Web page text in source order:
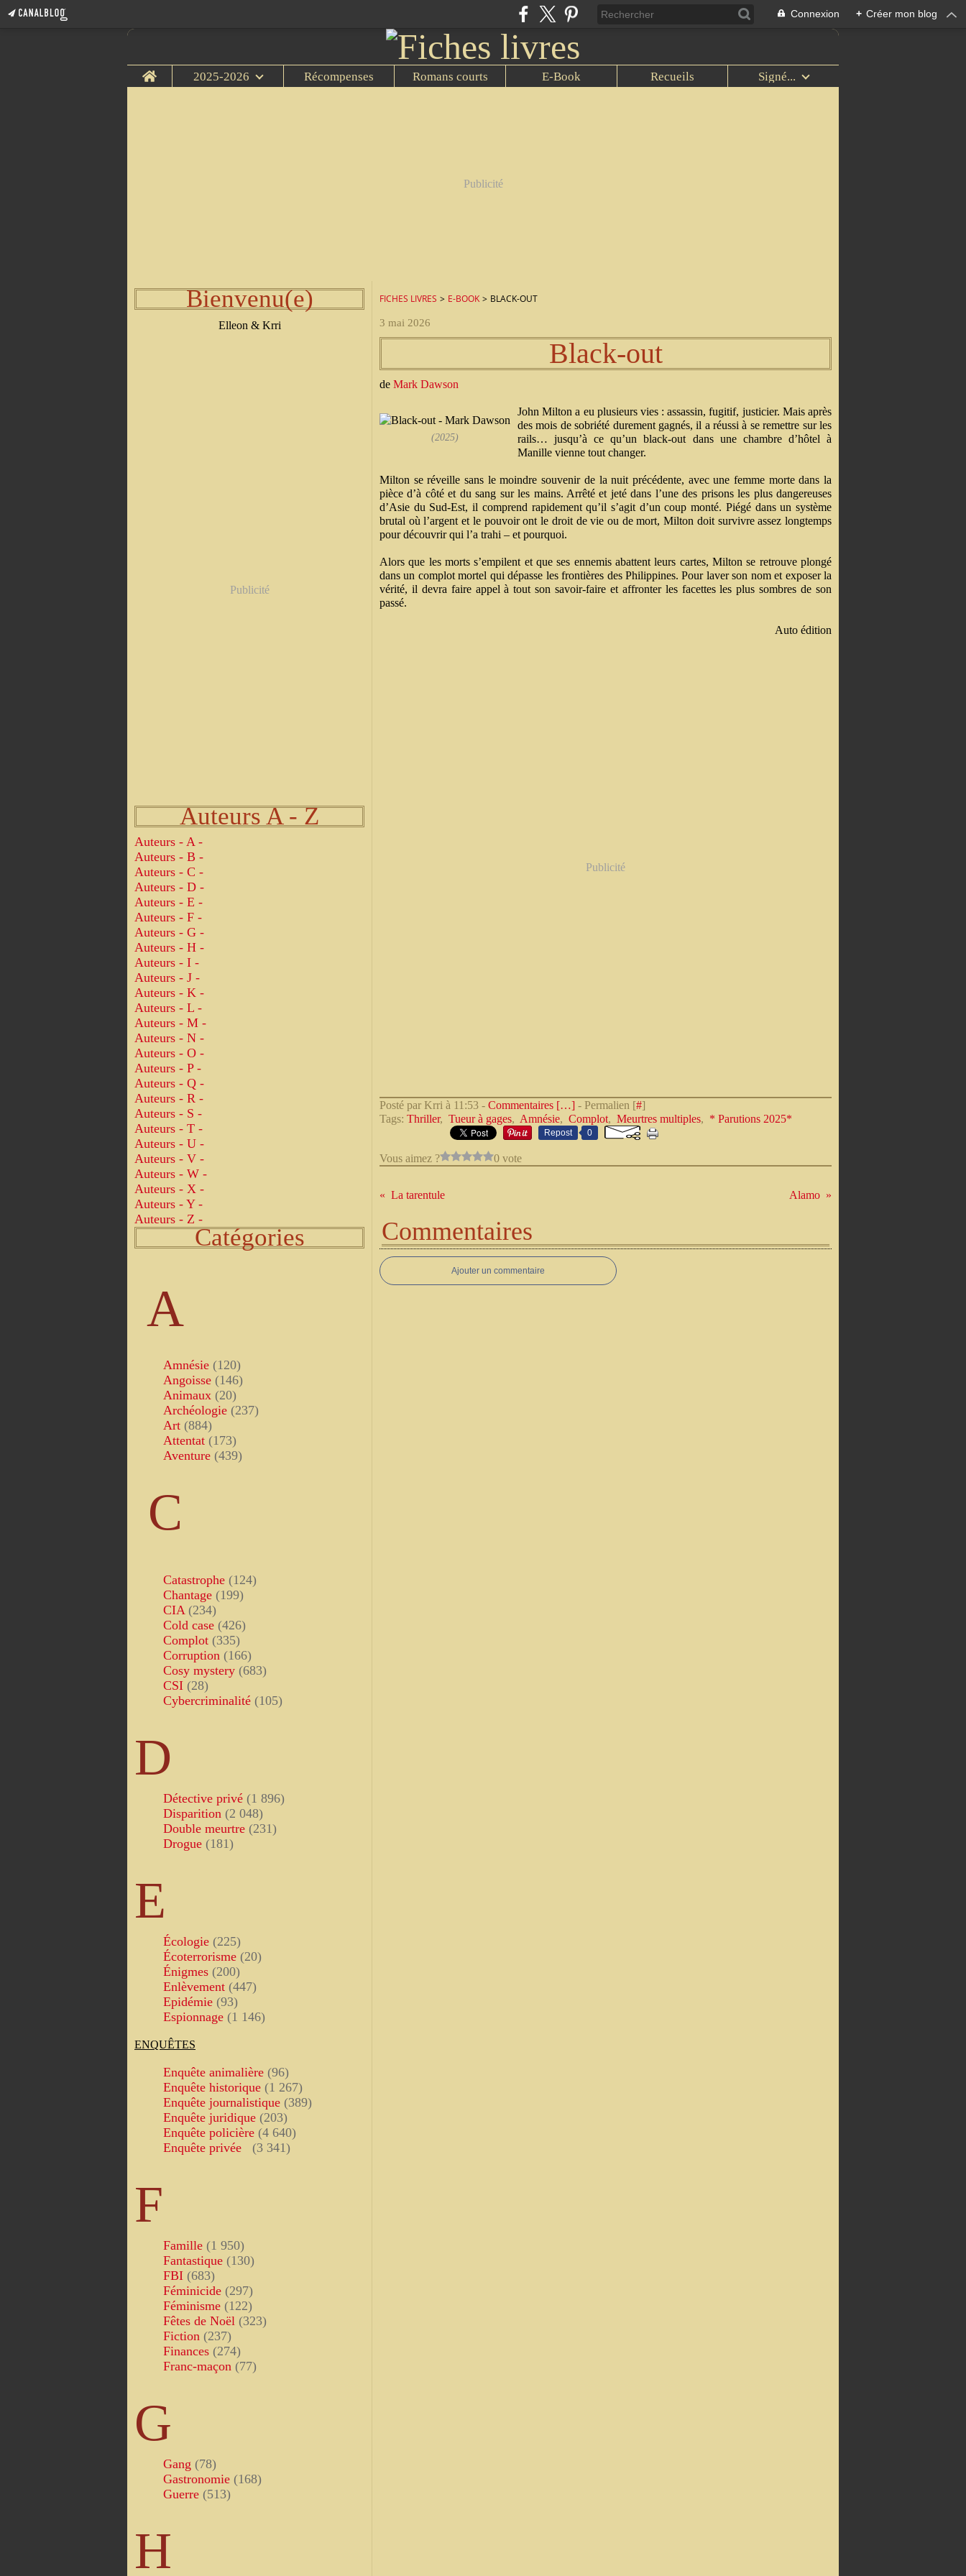
Connexion + Créer mon blog
Home 2025-2026 Récompenses Romans courts E-Book Recueils Signé...
Publicité
Bienvenu(e)
Elleon & Krri
Publicité
Auteurs A - Z
Auteurs - A -
Auteurs - B -
Auteurs - C -
Auteurs - D -
Auteurs - E -
Auteurs - F -
Auteurs - G -
Auteurs - H -
Auteurs - I -
Auteurs - J -
Auteurs - K -
Auteurs - L -
Auteurs - M -
Auteurs - N -
Auteurs - O -
Auteurs - P -
Auteurs - Q -
Auteurs - R -
Auteurs - S -
Auteurs - T -
Auteurs - U -
Auteurs - V -
Auteurs - W -
Auteurs - X -
Auteurs - Y -
Auteurs - Z -
Catégories
A
Amnésie (120)
Angoisse (146)
Animaux (20)
Archéologie (237)
Art (884)
Attentat (173)
Aventure (439)
C
Catastrophe (124)
Chantage (199)
CIA (234)
Cold case (426)
Complot (335)
Corruption (166)
Cosy mystery (683)
CSI (28)
Cybercriminalité (105)
D
Détective privé (1 896)
Disparition (2 048)
Double meurtre (231)
Drogue (181)
E
Écologie (225)
Écoterrorisme (20)
Énigmes (200)
Enlèvement (447)
Epidémie (93)
Espionnage (1 146)
ENQUÊTES
Enquête animalière (96)
Enquête historique (1 267)
Enquête journalistique (389)
Enquête juridique (203)
Enquête policière (4 640)
Enquête privée
(3 341)
F
Famille (1 950)
Fantastique (130)
FBI (683)
Féminicide (297)
Féminisme (122)
Fêtes de Noël (323)
Fiction (237)
Finances (274)
Franc-maçon (77)
G
Gang (78)
Gastronomie (168)
Guerre (513)
H
FICHES LIVRES > E-BOOK > BLACK-OUT
3 mai 2026
Black-out
de Mark Dawson
(2025)
John Milton a eu plusieurs vies : assassin, fugitif, justicier. Mais après
des mois de sobriété durement gagnés, il a réussi à se remettre sur les
rails… jusqu’à ce qu’un black-out dans une chambre d’hôtel à
Manille vienne tout changer.
Milton se réveille sans le moindre souvenir de la nuit précédente, avec une femme morte dans la
pièce d’à côté et du sang sur les mains. Arrêté et jeté dans l’une des prisons les plus dangereuses
d’Asie du Sud-Est, il comprend rapidement qu’il s’agit d’un coup monté. Piégé dans un système
brutal où l’argent et le pouvoir ont le droit de vie ou de mort, Milton doit survivre assez longtemps
pour découvrir qui l’a trahi – et pourquoi.
Alors que les morts s’empilent et que ses ennemis abattent leurs cartes, Milton se retrouve plongé
dans un complot mortel qui dépasse les frontières des Philippines. Pour laver son nom et exposer la
vérité, il devra faire appel à tout son savoir-faire et affronter les facettes les plus sombres de son
passé.
Auto édition
Publicité
Posté par Krri à 11:53 - Commentaires […] - Permalien [#]
Tags: Thriller, Tueur à gages, Amnésie, Complot, Meurtres multiples, * Parutions 2025*
Repost 0
Vous aimez ? 0 vote
La tarentule Alamo
Commentaires
Ajouter un commentaire